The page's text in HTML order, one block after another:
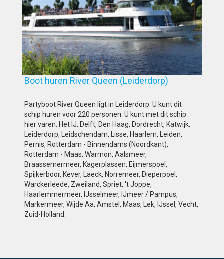
Boot huren River Queen (Leiderdorp)
Partyboot River Queen ligt in Leiderdorp. U kunt dit
schip huren voor 220 personen. U kunt met dit schip
hier varen: Het IJ, Delft, Den Haag, Dordrecht, Katwijk,
Leiderdorp, Leidschendam, Lisse, Haarlem, Leiden,
Pernis, Rotterdam - Binnendams (Noordkant),
Rotterdam - Maas, Warmon, Aalsmeer,
Braassemermeer, Kagerplassen, Eijmerspoel,
Spijkerboor, Kever, Laeck, Norremeer, Dieperpoel,
Warckerleede, Zweiland, Spriet, 't Joppe,
Haarlemmermeer, IJsselmeer, IJmeer / Pampus,
Markermeer, Wijde Aa, Amstel, Maas, Lek, IJssel, Vecht,
Zuid-Holland.